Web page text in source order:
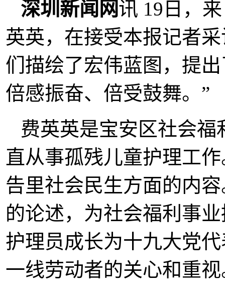
深圳新闻网讯 19日，
英英，在接受本报记者
们描绘了宏伟蓝图，提
倍感振奋、倍受鼓舞。”
费英英是宝安区社会
直从事孤残儿童护理工
告里社会民生方面的内
的论述，为社会福利事
护理员成长为十九大党
一线劳动者的关心和重